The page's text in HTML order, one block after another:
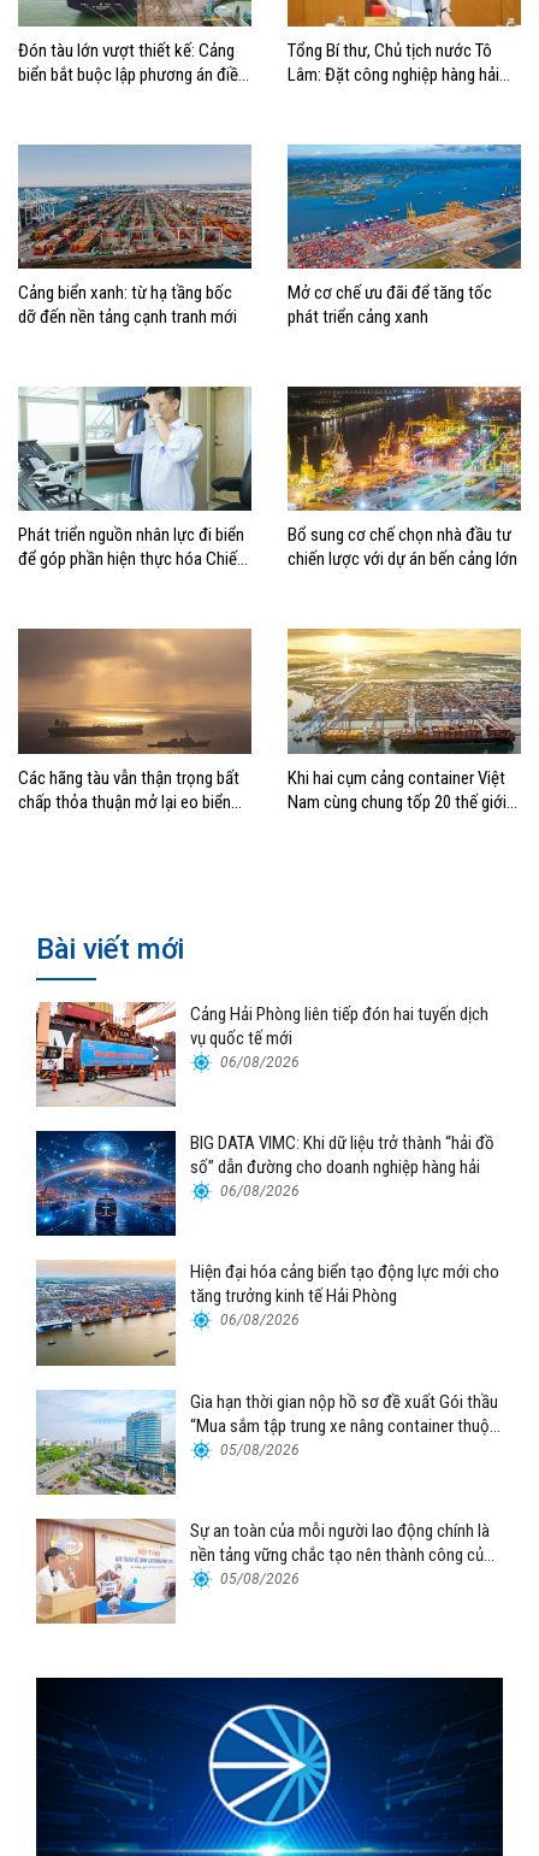
Đón tàu lớn vượt thiết kế: Cảng
biển bắt buộc lập phương án điều
Tổng Bí thư, Chủ tịch nước Tô
Lâm: Đặt công nghiệp hàng hải
biển mạnh
Cảng biển xanh: từ hạ tầng bốc
dỡ đến nền tảng cạnh tranh mới
Mở cơ chế ưu đãi để tăng tốc
phát triển cảng xanh
Phát triển nguồn nhân lực đi biển
để góp phần hiện thực hóa Chiến
Bổ sung cơ chế chọn nhà đầu tư
chiến lược với dự án bến cảng lớn
Các hãng tàu vẫn thận trọng bất
chấp thỏa thuận mở lại eo biển
Khi hai cụm cảng container Việt
Nam cùng chung tốp 20 thế giới
Bài viết mới
Cảng Hải Phòng liên tiếp đón hai tuyến dịch
vụ quốc tế mới
06/08/2026
BIG DATA VIMC: Khi dữ liệu trở thành “hải đồ
số” dẫn đường cho doanh nghiệp hàng hải
06/08/2026
Hiện đại hóa cảng biển tạo động lực mới cho
tăng trưởng kinh tế Hải Phòng
06/08/2026
Gia hạn thời gian nộp hồ sơ đề xuất Gói thầu
“Mua sắm tập trung xe nâng container thuộc
Tổng công ty Hàng hải Việt Nam – CTCP”
05/08/2026
Sự an toàn của mỗi người lao động chính là
nền tảng vững chắc tạo nên thành công của
Cảng Đà Nẵng
05/08/2026